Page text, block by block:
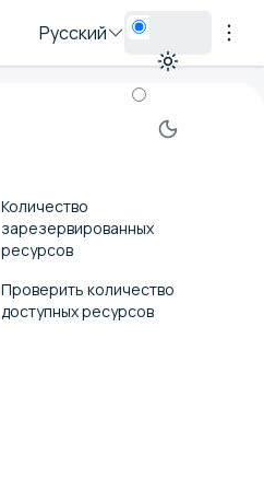
Русский
Количество
зарезервированных
ресурсов
Проверить количество
доступных ресурсов